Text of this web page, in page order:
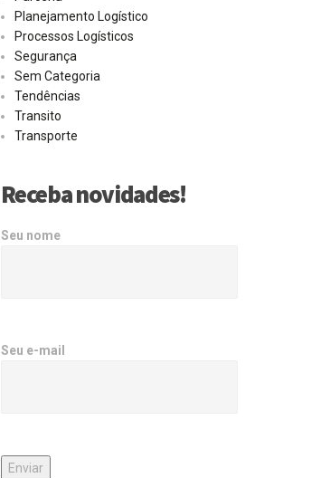
Planejamento Logístico
Processos Logísticos
Segurança
Sem Categoria
Tendências
Transito
Transporte
Receba novidades!
Seu nome
Seu e-mail